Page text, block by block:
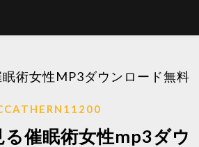
術女性MP3ダウンロード無料
催眠術女性mp3ダウ